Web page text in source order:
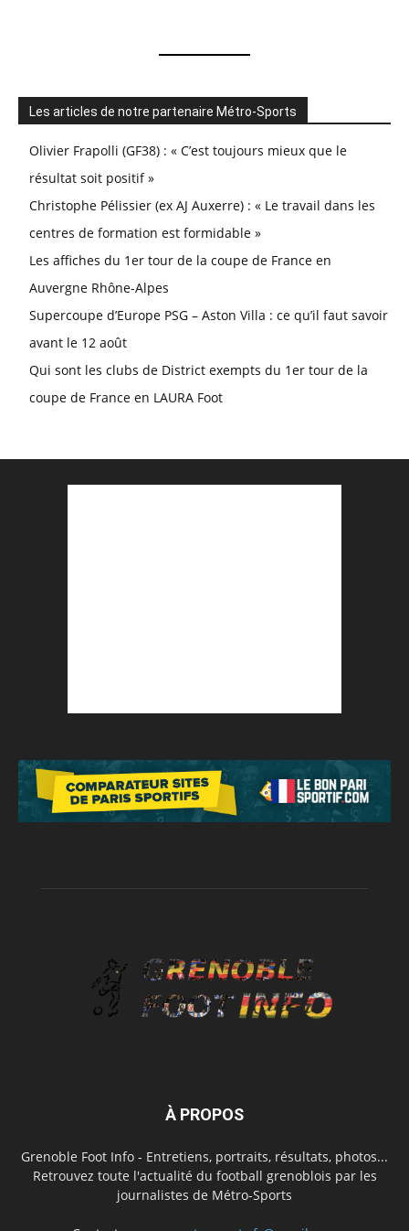
Les articles de notre partenaire Métro-Sports
Olivier Frapolli (GF38) : « C’est toujours mieux que le
résultat soit positif »
Christophe Pélissier (ex AJ Auxerre) : « Le travail dans les
centres de formation est formidable »
Les affiches du 1er tour de la coupe de France en
Auvergne Rhône-Alpes
Supercoupe d’Europe PSG – Aston Villa : ce qu’il faut savoir
avant le 12 août
Qui sont les clubs de District exempts du 1er tour de la
coupe de France en LAURA Foot
À PROPOS
Grenoble Foot Info - Entretiens, portraits, résultats, photos...
Retrouvez toute l'actualité du football grenoblois par les
journalistes de Métro-Sports